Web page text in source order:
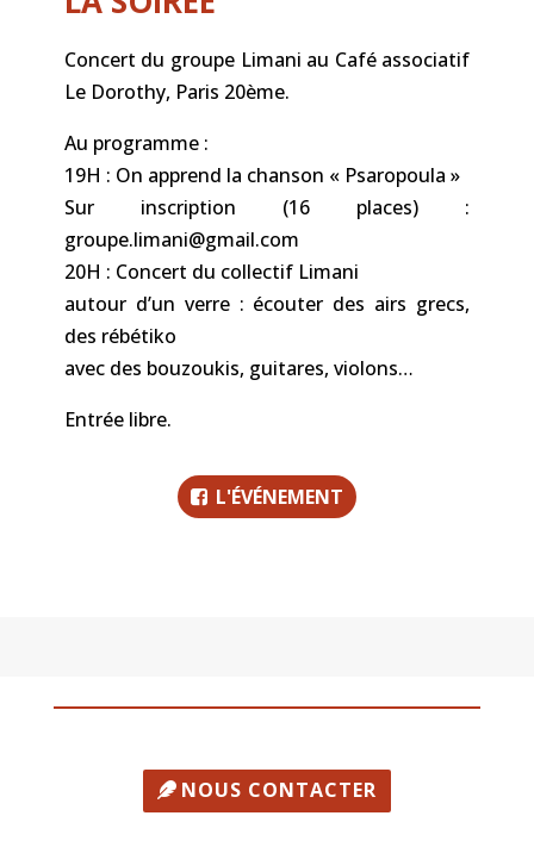
Concert du groupe Limani au Café associatif
Le Dorothy, Paris 20ème.
Au programme :
19H : On apprend la chanson « Psaropoula »
Sur inscription (16 places) :
groupe.limani@gmail.com
20H : Concert du collectif Limani
autour d’un verre : écouter des airs grecs,
des rébétiko
avec des bouzoukis, guitares, violons…
Entrée libre.
L'ÉVÉNEMENT
NOUS CONTACTER